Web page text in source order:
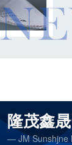
隆茂鑫
— JM Sunshjne